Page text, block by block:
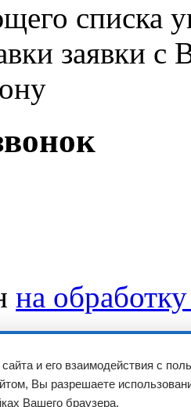
списка
заявки с
на
и его взаимодействия с
Вы разрешаете
Вашего браузера.